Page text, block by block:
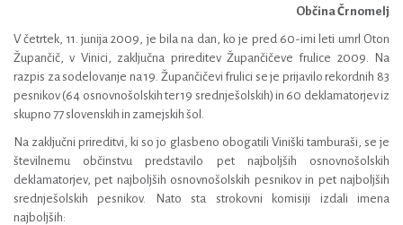
Občina Črnomelj
V četrtek, 11. junija 2009, je bila na dan, ko je pred 60-imi leti umrl Oton
Župančič, v Vinici, zaključna prireditev Župančičeve frulice 2009. Na
razpis za sodelovanje na 19. Župančičevi frulici se je prijavilo rekordnih 83
pesnikov (64 osnovnošolskih ter 19 srednješolskih) in 60 deklamatorjev iz
skupno 77 slovenskih in zamejskih šol.
Na zaključni prireditvi, ki so jo glasbeno obogatili Viniški tamburaši, se je
številnemu občinstvu predstavilo pet najboljših osnovnošolskih
deklamatorjev, pet najboljših osnovnošolskih pesnikov in pet najboljših
srednješolskih pesnikov. Nato sta strokovni komisiji izdali imena
najboljših: